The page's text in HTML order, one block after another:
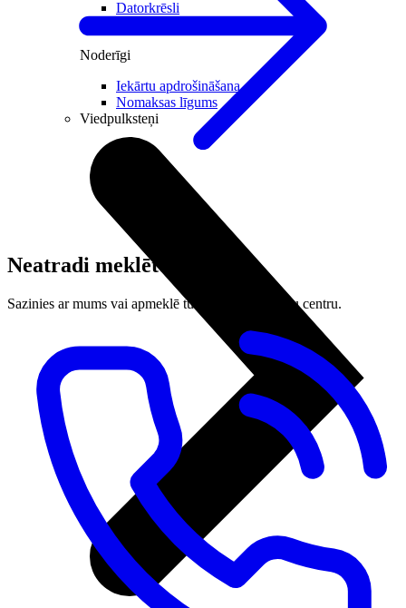
Datorkrēsli
Noderīgi
Iekārtu apdrošināšana
Nomaksas līgums
Viedpulksteņi
Neatradi meklēto?
Sazinies ar mums vai apmeklē tuvāko LMT klientu centru.